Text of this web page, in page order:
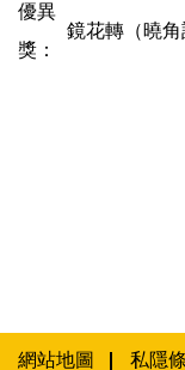
優異
獎：
鏡花轉（曉角
網站地圖 私隱